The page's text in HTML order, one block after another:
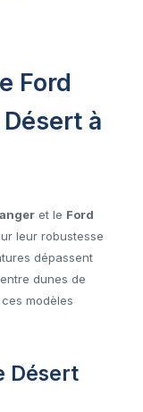
Ford
à
et le Ford
leur robustesse
dépassent
dunes de
modèles
Désert